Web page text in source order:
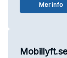
Mer info
Mobillyft.se